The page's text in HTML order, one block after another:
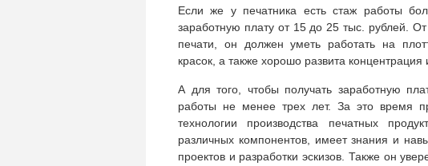
Если же у печатника есть стаж работы
заработную плату от 15 до 25 тыс. рублей.
печати, он должен уметь работать на
красок, а также хорошо развита концентрация
А для того, чтобы получать заработную
работы не менее трех лет. За это время
технологии производства печатных
различных компонентов, имеет знания и
проектов и разработки эскизов. Также он